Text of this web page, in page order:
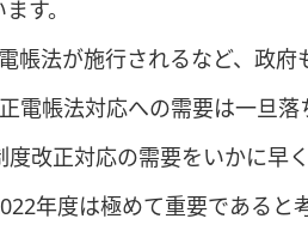
す。
帳法が施行されるなど、政府
電帳法対応への需要は一旦
改正対応の需要をいかに早
年度は極めて重要であると